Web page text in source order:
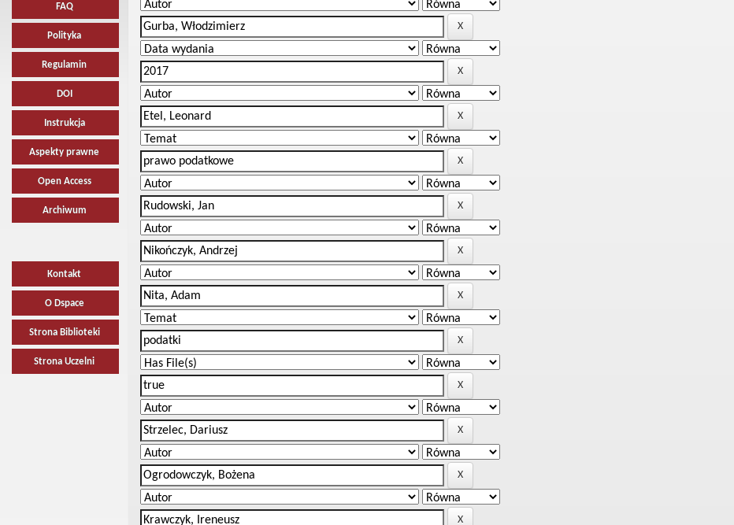
FAQ
Polityka
Regulamin
DOI
Instrukcja
Aspekty prawne
Open Access
Archiwum
Kontakt
O Dspace
Strona Biblioteki
Strona Uczelni